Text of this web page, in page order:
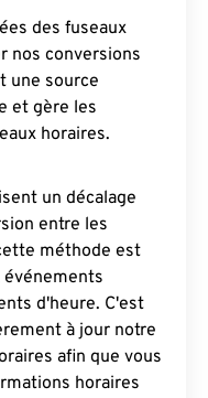
des fuseaux
nos conversions
une source
et gère les
horaires.
un décalage
entre les
méthode est
d'heure. C'est
à jour notre
afin que vous
horaires